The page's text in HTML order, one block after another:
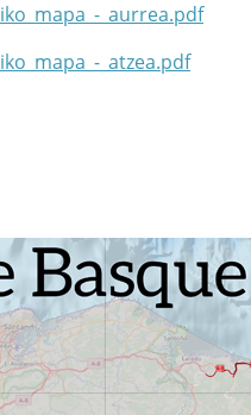
_aurrea.pdf
_atzea.pdf